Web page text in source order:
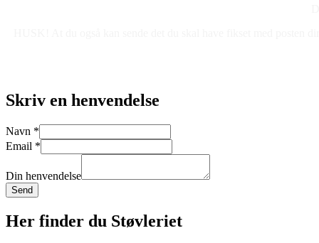
Skriv en henvendelse
Navn *
Email *
Din henvendelse
Send
Her finder du Støvleriet